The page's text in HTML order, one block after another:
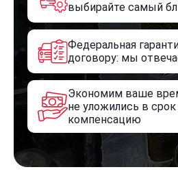
выбирайте самый
Федеральная
договору: мы
Экономим ваше
не уложились в
компенсацию